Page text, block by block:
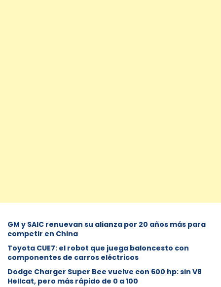
GM y SAIC renuevan su alianza por 20 años más para
competir en China
Toyota CUE7: el robot que juega baloncesto con
componentes de carros eléctricos
Dodge Charger Super Bee vuelve con 600 hp: sin V8
Hellcat, pero más rápido de 0 a 100